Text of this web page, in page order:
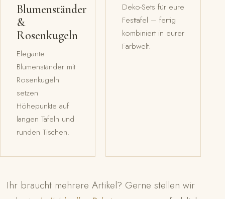
Blumenständer
&
Rosenkugeln
Elegante
Blumenständer mit
Rosenkugeln
setzen
Höhepunkte auf
langen Tafeln und
runden Tischen.
Deko-Sets für eure
Festtafel – fertig
kombiniert in eurer
Farbwelt.
Ihr braucht mehrere Artikel? Gerne stellen wir